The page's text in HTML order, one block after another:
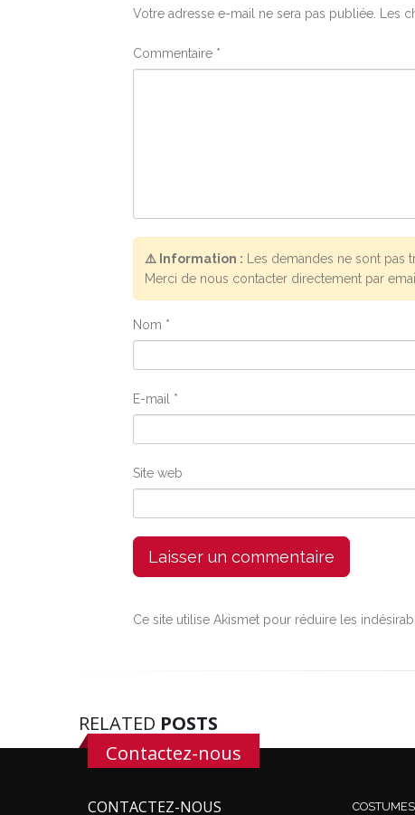
Votre adresse e-mail ne sera pas publiée. Les
Commentaire *
⚠️ Information : Les demandes ne sont pas
Merci de nous contacter directement par
Nom *
E-mail *
Site web
Ce site utilise Akismet pour réduire les
RELATED POSTS
Contactez-nous
CONTACTEZ-NOUS COSTUMES